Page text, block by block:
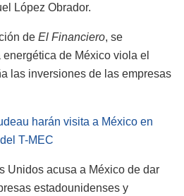
López Obrador.
de El Financiero, se
de México viola el
las inversiones de las empresas
harán visita a México en
T-MEC
Unidos acusa a México de dar
estadounidenses y